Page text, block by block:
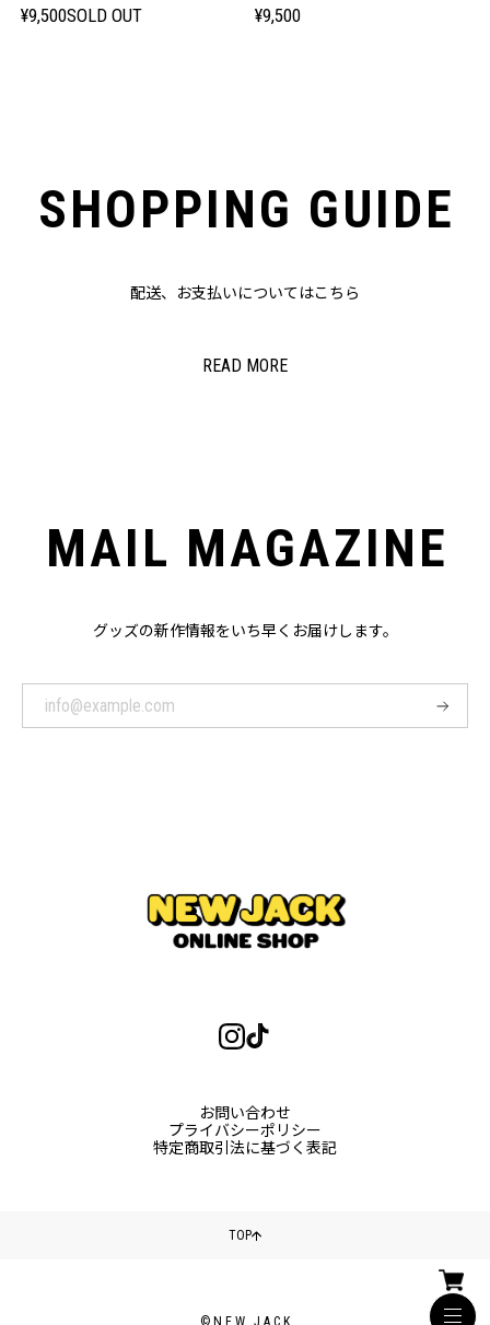
¥9,500SOLD OUT ¥9,500
SHOPPING GUIDE
配送、お支払いについてはこちら
READ MORE
MAIL MAGAZINE
グッズの新作情報をいち早くお届けします。
登
録
お問い合わせ
プライバシーポリシー
特定商取引法に基づく表記
TOP
©NEW JACK